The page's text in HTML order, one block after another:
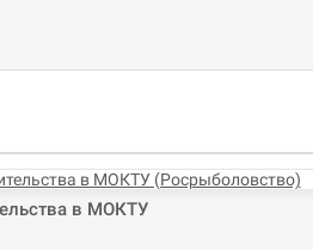
в МОКТУ